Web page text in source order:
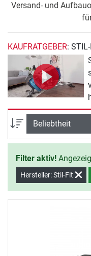
Versand- und
KAUFRATGEBER:
Sortierung
Filter aktiv!
Hersteller: Stil-Fit